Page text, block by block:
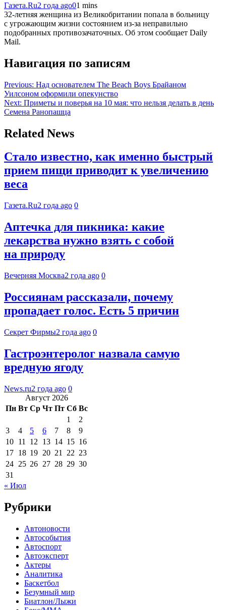
Газета.Ru2 года ago01 mins
32-летняя женщина из Великобритании попала в больницу
с угрожающим жизни состоянием из-за неправильно
подобранных противозачаточных. Об этом сообщает Daily
Mail.
Навигация по записям
Previous: Над основателем The Beach Boys Брайаном
Уилсоном оформили опекунство
Next: Приметы и поверья на 10 мая: что нельзя делать в день
Семена Ранопашца
Related News
Стало известно, как именно быстрый
прием пищи приводит к увеличению
веса
Газета.Ru2 года ago 0
Аптечка для пикника: какие
лекарства нужно взять с собой
на природу
Вечерняя Москва2 года ago 0
Россиянам рассказали, почему
пропадает голос. Есть 5 причин
Секрет Фирмы2 года ago 0
Гастроэнтеролог назвала самую
вредную ягоду
News.ru2 года ago 0
Август 2026
Пн Вт Ср Чт Пт Сб Вс
1
2
3
4 5 6 7 8
9
10 11 12 13 14 15 16
17 18 19 20 21 22 23
24 25 26 27 28 29 30
31
« Июл
Рубрики
Автоновости
Автособытия
Автоспорт
Автоэксперт
Актеры
Аналитика
Баскетбол
Безумный мир
Биатлон/Лыжи